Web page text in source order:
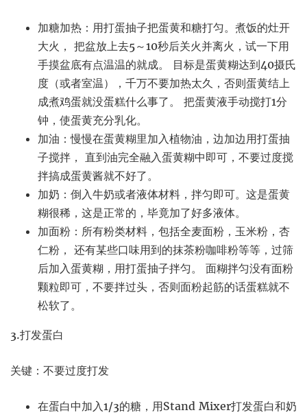
加糖加热：用打蛋抽子把蛋黄和糖打匀。煮饭的灶开
大火， 把盆放上去5～10秒后关火并离火，试一下用
手摸盆底有点温温的就成。 目标是蛋黄糊达到40摄氏
度（或者室温），千万不要加热太久，否则蛋黄结上
成煮鸡蛋就没蛋糕什么事了。 把蛋黄液手动搅打1分
钟，使蛋黄充分乳化。
加油：慢慢在蛋黄糊里加入植物油，边加边用打蛋抽
子搅拌， 直到油完全融入蛋黄糊中即可，不要过度搅
拌搞成蛋黄酱就不好了。
加奶：倒入牛奶或者液体材料，拌匀即可。这是蛋黄
糊很稀，这是正常的，毕竟加了好多液体。
加面粉：所有粉类材料，包括全麦面粉，玉米粉，杏
仁粉， 还有某些口味用到的抹茶粉咖啡粉等等，过筛
后加入蛋黄糊，用打蛋抽子拌匀。 面糊拌匀没有面粉
颗粒即可，不要拌过头，否则面粉起筋的话蛋糕就不
松软了。
3.打发蛋白
关键：不要过度打发
在蛋白中加入1/3的糖，用Stand Mixer打发蛋白和奶